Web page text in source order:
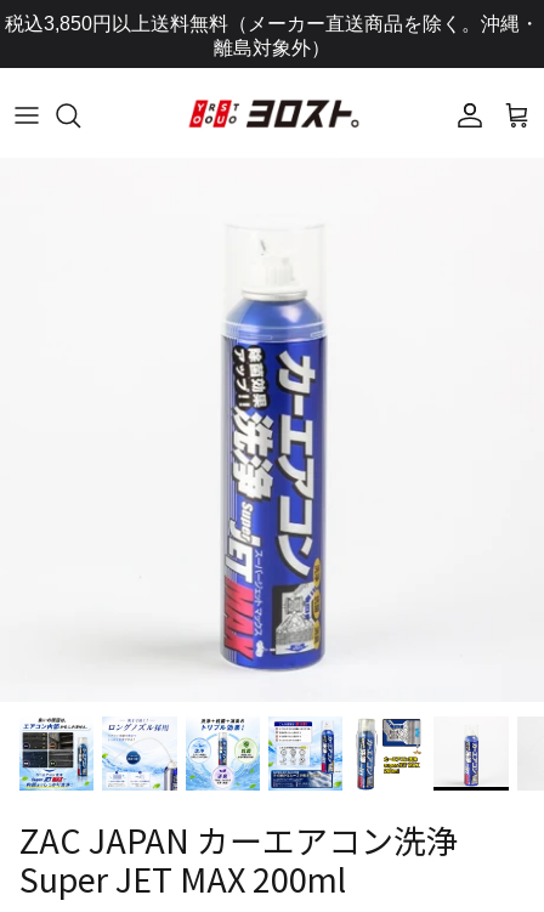
コ
テ
ツ
税込3,850円以上送料無料（メーカー直送商品を除く。沖縄・
離島対象外）
ZAC JAPAN カーエアコン洗浄
Super JET MAX 200ml